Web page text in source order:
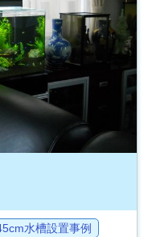
水槽設置事例